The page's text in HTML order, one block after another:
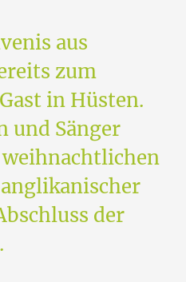
aus
zum
in Hüsten.
und Sänger
der